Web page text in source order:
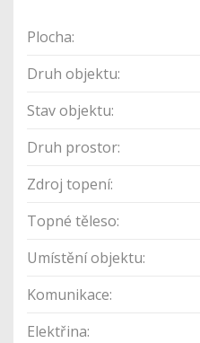
Plocha:
Druh objektu:
Stav objektu:
Druh prostor:
Zdroj topení:
Topné těleso:
Umístění objektu:
Komunikace:
Elektřina: